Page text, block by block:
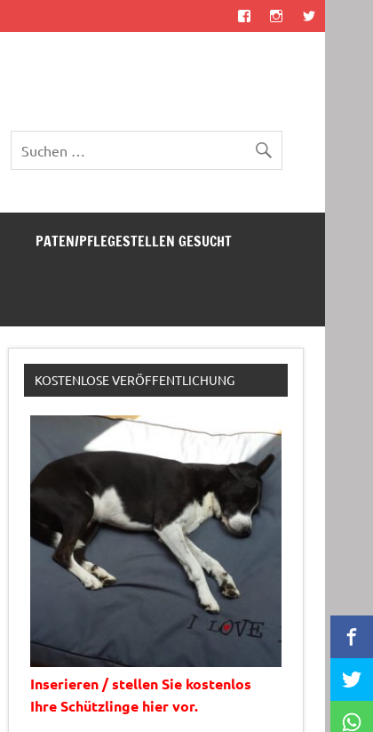
PATEN/PFLEGESTELLEN GESUCHT
KOSTENLOSE VERÖFFENTLICHUNG
Inserieren / stellen Sie kostenlos
Ihre Schützlinge hier vor.